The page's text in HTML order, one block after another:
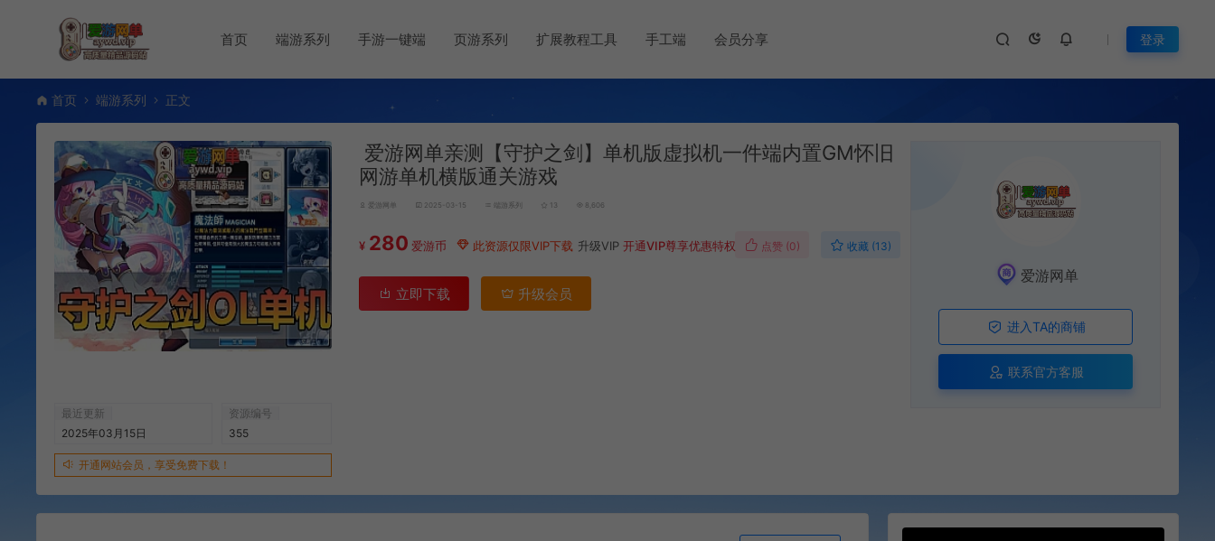
首页 端游系列 手游一键端 页游系列 扩展教程工具 手工端 会员分享 登录
首页 端游系列 正文
最近更新
2025年03月15日
资源编号
355
开通网站会员，享受免费下载！
爱游网单亲测【守护之剑】单机版虚拟机一件端内置GM怀旧
网游单机横版通关游戏
爱游网单 2025-03-15 端游系列 13 8,606
¥ 280 爱游币 此资源仅限VIP下载 升级VIP 开通VIP尊享优惠特权 点赞 (0) 收藏 (13)
立即下载 升级会员
爱游网单
进入TA的商铺
联系官方客服